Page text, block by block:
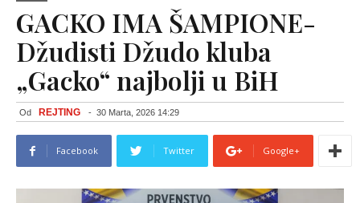
GACKO IMA ŠAMPIONE-
Džudisti Džudo kluba
„Gacko“ najbolji u BiH
Od REJTING - 30 Marta, 2026 14:29
Facebook Twitter Google+